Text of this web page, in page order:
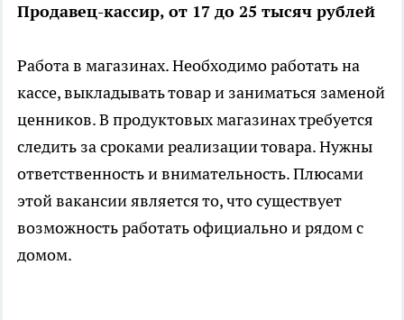
Продавец-кассир, от 17 до 25 тысяч рублей
Работа в магазинах. Необходимо работать на
кассе, выкладывать товар и заниматься заменой
ценников. В продуктовых магазинах требуется
следить за сроками реализации товара. Нужны
ответственность и внимательность. Плюсами
этой вакансии является то, что существует
возможность работать официально и рядом с
домом.